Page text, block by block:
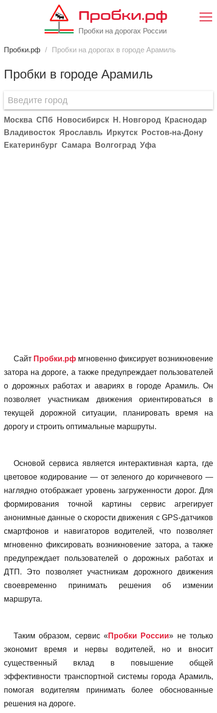
Пробки.рф
Пробки на дорогах России
Пробки.рф Пробки на дорогах в городе Арамиль
Пробки в городе Арамиль
Москва СПб Новосибирск Н. Новгород
Краснодар
Владивосток Ярославль Иркутск
Ростов-на-Дону
Екатеринбург Самара Волгоград Уфа
Сайт Пробки.рф мгновенно фиксирует возникновение
затора на дороге, а также предупреждает пользователей
о дорожных работах и авариях в городе Арамиль. Он
позволяет учаcтникам движения ориентироваться в
текущей дорожной ситуации, планировать время на
дорогу и строить оптимальные маршруты.
Основой сервиса является интерактивная карта, где
цветовое кодирование — от зеленого до коричневого —
наглядно отображает уровень загруженности дорог. Для
формирования точной картины сервис агрегирует
анонимные данные о скорости движения с GPS-датчиков
смартфонов и навигаторов водителей, что позволяет
мгновенно фиксировать возникновение затора, а также
предупреждает пользователей о дорожных работах и
ДТП. Это позволяет участникам дорожного движения
своевременно принимать решения об измении
маршрута.
Таким образом, сервис « Пробки России» не только
экономит время и нервы водителей, но и вносит
существенный вклад в повышение общей
эффективности транспортной системы города Арамиль,
помогая водителям принимать более обоснованные
решения на дороге.